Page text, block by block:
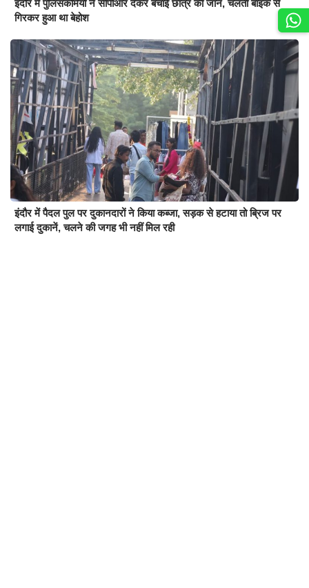
इंदौर में पुलिसकर्मियों ने सीपीआर देकर बचाई छात्र की जान, चलती बाइक से
गिरकर हुआ था बेहोश
इंदौर में पैदल पुल पर दुकानदारों ने किया कब्जा, सड़क से हटाया तो ब्रिज पर
लगाई दुकानें, चलने की जगह भी नहीं मिल रही